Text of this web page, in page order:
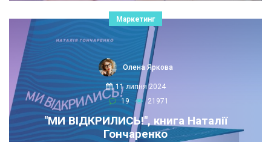
Маркетинг
Олена Яркова
11 липня 2024
19
21971
"МИ ВІДКРИЛИСЬ!", книга Наталії
Гончаренко